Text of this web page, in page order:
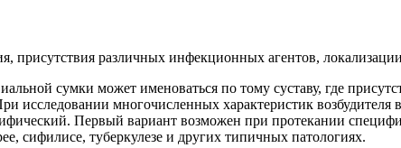
присутствия различных инфекционных агентов,
сумки может именоваться по тому суставу, где
исследовании многочисленных характеристик
Первый вариант возможен при протекании
сифилисе, туберкулезе и других типичных патологиях.